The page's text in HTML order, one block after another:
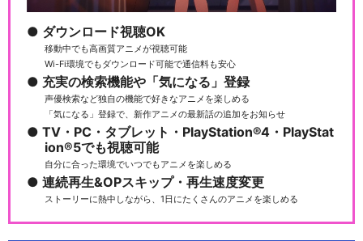
ダウンロード視聴OK
移動中でも高画質アニメが視聴可能
Wi-Fi環境でもダウンロード可能で通信料も安心
充実の検索機能や「気になる」登録
声優検索など独自の機能で好きなアニメを楽しめる
「気になる」登録で、新作アニメの最新話の追加をお知らせ
TV・PC・タブレット・PlayStation®4・PlayStat
ion®5でも視聴可能
自分に合った環境でいつでもアニメを楽しめる
連続再生&OPスキップ・再生速度変更
ストーリーに熱中しながら、1日にたくさんのアニメを楽しめる